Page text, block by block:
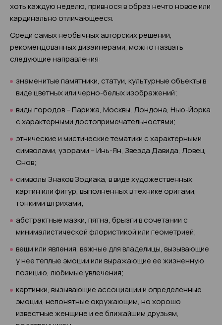
хоть каждую неделю, привнося в образ нечто новое или
кардинально отличающееся.
Среди самых необычных авторских решений,
рекомендованных дизайнерами, можно назвать
следующие направления:
знаменитые памятники, статуи, культурные объекты в
виде цветных или черно-белых изображений;
виды городов – Парижа, Москвы, Лондона, Нью-Йорка
с характерными достопримечательностями;
этнические и мистические тематики с характерными
символами, узорами – Инь-Ян, Звезда Давида, Ловец
Снов;
символы Знаков Зодиака, в виде художественных
картин или фигур, выполненных в технике оригами,
тонкими штрихами;
абстрактные мазки, пятна, брызги в сочетании с
минималистической флористикой или геометрией;
вещи или явления, важные для владелицы, вызывающие
у нее теплые эмоции или выражающие ее жизненную
позицию, любимые увлечения;
картинки, вызывающие ассоциации и определенные
эмоции, непонятные окружающим, но хорошо
известные женщине и ее ближайшим друзьям,